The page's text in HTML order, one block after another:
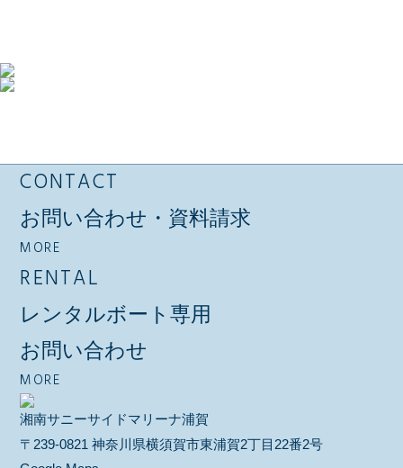
CONTACT
お問い合わせ・資料請求
MORE
RENTAL
レンタルボート専用
お問い合わせ
MORE
湘南サニーサイドマリーナ浦賀
〒239-0821 神奈川県横須賀市東浦賀2丁目22番2号